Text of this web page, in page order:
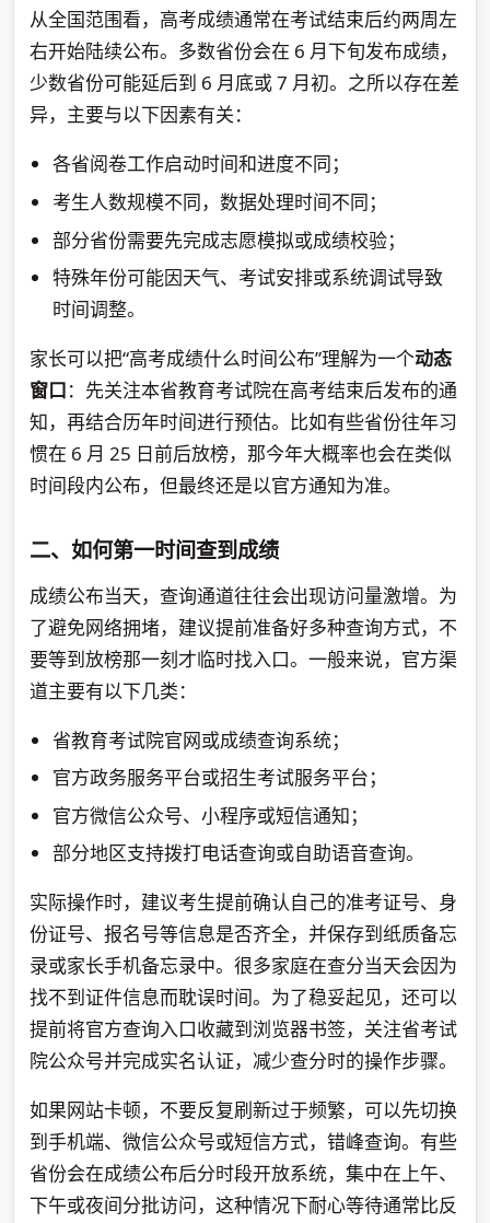
从全国范围看，高考成绩通常在考试结束后约两周左
右开始陆续公布。多数省份会在 6 月下旬发布成绩，
少数省份可能延后到 6 月底或 7 月初。之所以存在差
异，主要与以下因素有关：
各省阅卷工作启动时间和进度不同；
考生人数规模不同，数据处理时间不同；
部分省份需要先完成志愿模拟或成绩校验；
特殊年份可能因天气、考试安排或系统调试导致
时间调整。
家长可以把“高考成绩什么时间公布”理解为一个动态
窗口：先关注本省教育考试院在高考结束后发布的通
知，再结合历年时间进行预估。比如有些省份往年习
惯在 6 月 25 日前后放榜，那今年大概率也会在类似
时间段内公布，但最终还是以官方通知为准。
二、如何第一时间查到成绩
成绩公布当天，查询通道往往会出现访问量激增。为
了避免网络拥堵，建议提前准备好多种查询方式，不
要等到放榜那一刻才临时找入口。一般来说，官方渠
道主要有以下几类：
省教育考试院官网或成绩查询系统；
官方政务服务平台或招生考试服务平台；
官方微信公众号、小程序或短信通知；
部分地区支持拨打电话查询或自助语音查询。
实际操作时，建议考生提前确认自己的准考证号、身
份证号、报名号等信息是否齐全，并保存到纸质备忘
录或家长手机备忘录中。很多家庭在查分当天会因为
找不到证件信息而耽误时间。为了稳妥起见，还可以
提前将官方查询入口收藏到浏览器书签，关注省考试
院公众号并完成实名认证，减少查分时的操作步骤。
如果网站卡顿，不要反复刷新过于频繁，可以先切换
到手机端、微信公众号或短信方式，错峰查询。有些
省份会在成绩公布后分时段开放系统，集中在上午、
下午或夜间分批访问，这种情况下耐心等待通常比反